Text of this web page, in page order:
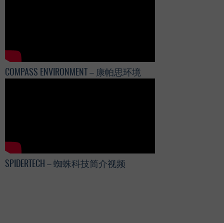
COMPASS ENVIRONMENT – 康帕思环境
SPIDERTECH – 蜘蛛科技简介视频